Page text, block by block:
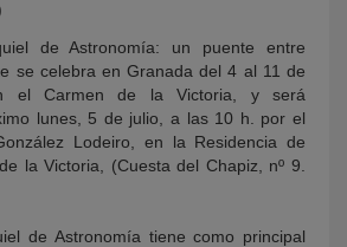
de Astronomía: un puente entre
se celebra en Granada del 4 al 11 de
el Carmen de la Victoria, y será
lunes, 5 de julio, a las 10 h. por el
Lodeiro, en la Residencia de
la Victoria, (Cuesta del Chapiz, nº 9.
de Astronomía tiene como principal